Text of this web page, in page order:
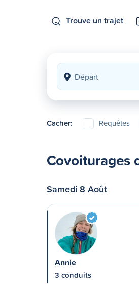
Trouve un trajet
Cacher: Requêtes
Covoiturages
Samedi 8 Août
Annie
3 conduits